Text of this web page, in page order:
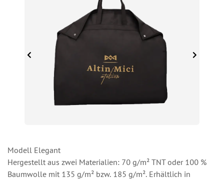
Modell Elegant
Hergestellt aus zwei Materialien: 70 g/m² TNT oder 100 %
Baumwolle mit 135 g/m² bzw. 185 g/m². Erhältlich in